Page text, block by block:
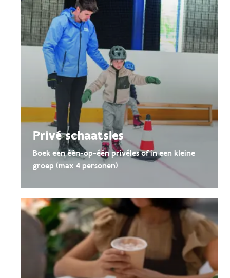
Privé schaatsles
Boek een één-op-één privéles of in een kleine
groep (max 4 personen)